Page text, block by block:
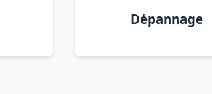
Dépannage